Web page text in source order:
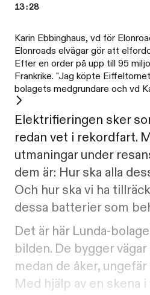
13:28
Karin Ebbinghaus, vd för
Elonroads elvägar gör att
Efter en order på upp till 95
Frankrike. "Jag köpte
bolagets medgrundare och vd
Elektrifieringen sker
redan vet i rekordfart.
utmaningar under
dem är: Hur ska alla
Och hur ska vi ha
dessa batterier som
Det är här Lunda-
bilden. De bygger
medan de åker,
Med hjälp av en skena i